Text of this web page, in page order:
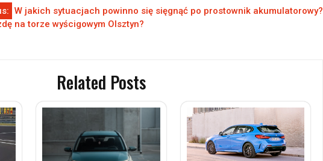
W jakich sytuacjach powinno się sięgnąć po prostownik akumulatorowy?
na torze wyścigowym Olsztyn?
Related Posts